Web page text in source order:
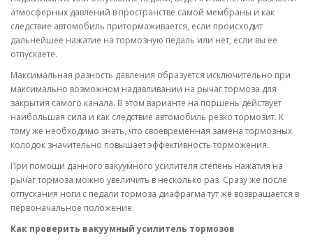
атмосферных давлений в пространстве самой мембраны и как
следствие автомобиль притормаживается, если происходит
дальнейшее нажатие на тормозную педаль или нет, если вы ее
отпускаете.
Максимальная разность давления образуется исключительно при
максимально возможном надавливании на рычаг тормоза для
закрытия самого канала. В этом варианте на поршень действует
наибольшая сила и как следствие автомобиль резко тормозит. К
тому же необходимо знать, что своевременная замена тормозных
колодок значительно повышает эффективность торможения.
При помощи данного вакуумного усилителя степень нажатия на
рычаг тормоза можно увеличить в несколько раз. Сразу же после
отпускания ноги с педали тормоза диафрагма тут же возвращается в
первоначальное положение.
Как проверить вакуумный усилитель тормозов